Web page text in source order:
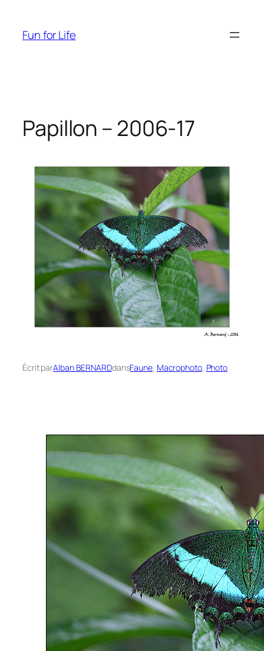
contenu
Fun for Life
Papillon – 2006-17
Écrit parAlban BERNARDdansFaune, Macrophoto, Photo